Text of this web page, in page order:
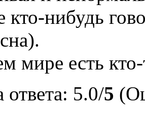
кто-нибудь
мире есть
ответа: 5.0/5